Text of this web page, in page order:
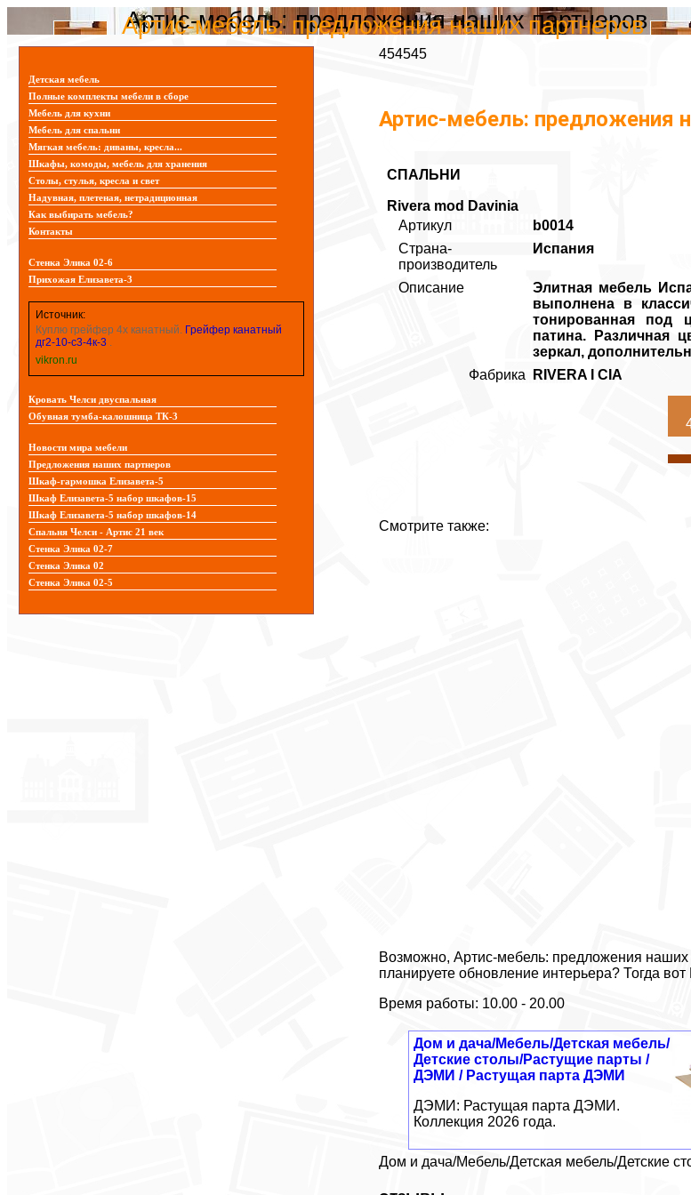
Артис-мебель: предложения наших партнеров
Артис-мебель: предложения наших партнеров
454545
Артис-мебель: предложения
СПАЛЬНИ
Rivera mod Davinia
Артикул
b0014
Страна-
производитель
Испания
Описание
Элитная мебель
выполнена в
тонированная под
патина. Различная
зеркал,
Фабрика
RIVERA I CIA
Смотрите также:
Возможно, Артис-мебель: предложения
планируете обновление интерьера? Тогда
Время работы: 10.00 - 20.00
Дом и дача/Мебель/Детская мебель/
Детские столы/Растущие парты /
ДЭМИ / Растущая парта ДЭМИ
ДЭМИ: Растущая парта ДЭМИ.
Коллекция 2026 года.
Дом и дача/Мебель/Детская мебель/Детские
Детская мебель
Полные комплекты мебели в сборе
Мебель для кухни
Мебель для спальни
Мягкая мебель: диваны, кресла...
Шкафы, комоды, мебель для хранения
Столы, стулья, кресла и свет
Надувная, плетеная, нетрадиционная
Как выбирать мебель?
Контакты
Стенка Элика 02-6
Прихожая Елизавета-3
Источник:
Куплю грейфер 4х канатный. Грейфер канатный
дг2-10-с3-4к-3 .
vikron.ru
Кровать Челси двуспальная
Обувная тумба-калошница ТК-3
Новости мира мебели
Предложения наших партнеров
Шкаф-гармошка Елизавета-5
Шкаф Елизавета-5 набор шкафов-15
Шкаф Елизавета-5 набор шкафов-14
Спальня Челси - Артис 21 век
Стенка Элика 02-7
Стенка Элика 02
Стенка Элика 02-5